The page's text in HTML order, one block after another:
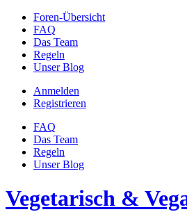
Foren-Übersicht
FAQ
Das Team
Regeln
Unser Blog
Anmelden
Registrieren
FAQ
Das Team
Regeln
Unser Blog
Vegetarisch &